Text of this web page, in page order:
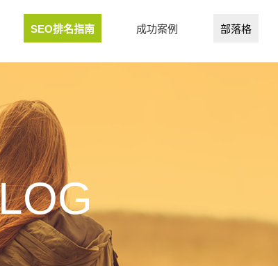
SEO排名指南 成功案例 部落格